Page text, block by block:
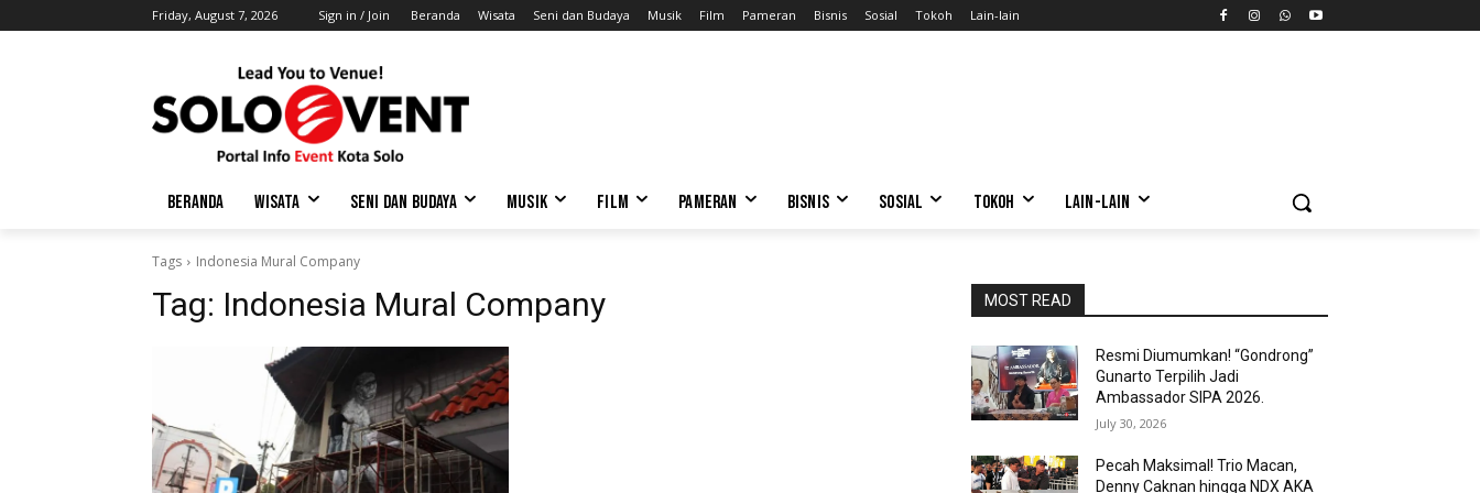
Friday, August 7, 2026 Sign in / Join Beranda Wisata Seni dan Budaya Musik Film Pameran Bisnis Sosial Tokoh Lain-lain
BERANDA WISATA SENI DAN BUDAYA MUSIK FILM PAMERAN BISNIS SOSIAL TOKOH LAIN-LAIN
Tags Indonesia Mural Company
Tag: Indonesia Mural Company MOST READ
Resmi Diumumkan! “Gondrong”
Gunarto Terpilih Jadi
Ambassador SIPA 2026.
July 30, 2026
Pecah Maksimal! Trio Macan,
Denny Caknan hingga NDX AKA